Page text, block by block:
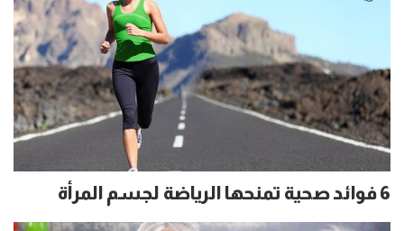
6 فوائد صحية تمنحها الرياضة لجسم المرأة